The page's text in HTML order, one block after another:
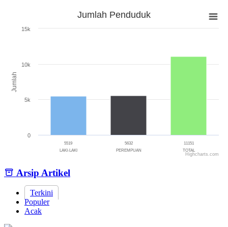
The chart has 1 Y axis displaying Jumlah. Range: 0 to 15000.
Jumlah
Jumlah Penduduk
5519
LAKI-LAKI
5632
PEREMPUAN
11151
TOTAL
0
5k
10k
15k
Highcharts.com
Arsip Artikel
Terkini
Populer
Acak